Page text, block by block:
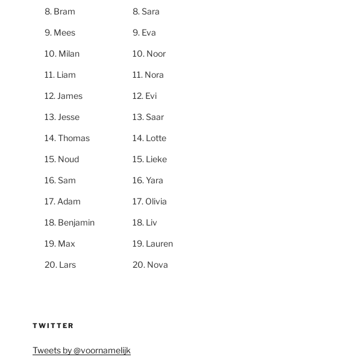
Bram
Mees
Milan
Liam
James
Jesse
Thomas
Noud
Sam
Adam
Benjamin
Max
Lars
Sara
Eva
Noor
Nora
Evi
Saar
Lotte
Lieke
Yara
Olivia
Liv
Lauren
Nova
TWITTER
Tweets by @voornamelijk